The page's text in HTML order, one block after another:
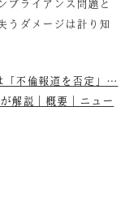
プライアンス問題と
うダメージは計り知
「不倫報道を否定」…
解説｜概要｜ニュー